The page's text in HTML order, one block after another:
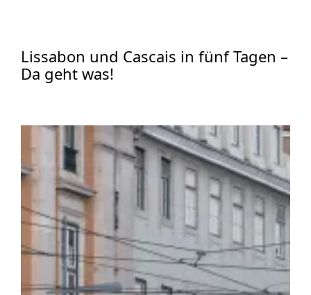
Lissabon und Cascais in fünf Tagen –
Da geht was!